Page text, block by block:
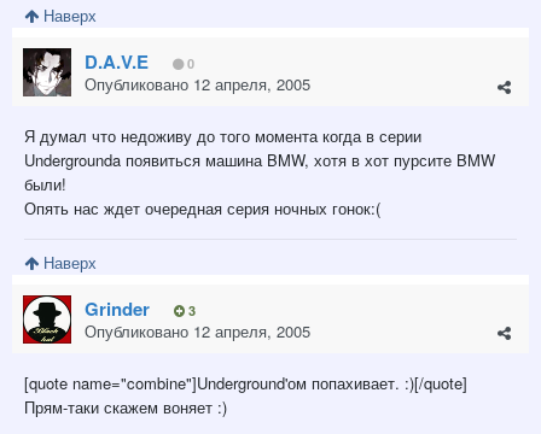
Наверх
D.A.V.E 0
Опубликовано 12 апреля, 2005
Я думал что недоживу до того момента когда в серии
Undergrounda появиться машина BMW, хотя в хот пурсите BMW
были!
Опять нас ждет очередная серия ночных гонок:(
Наверх
Grinder 3
Опубликовано 12 апреля, 2005
[quote name="combine"]Underground'ом попахивает. :)[/quote]
Прям-таки скажем воняет :)